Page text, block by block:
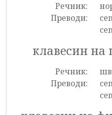
Речник:
Преводи:
клавесин на
Речник:
Преводи: